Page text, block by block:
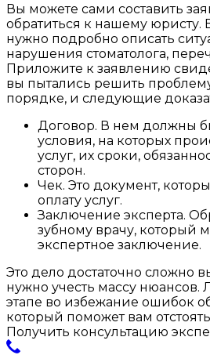
Вы можете сами составить
обратиться к нашему юристу.
нужно подробно описать
нарушения стоматолога,
Приложите к заявлению
вы пытались решить
порядке, и следующие
Договор. В нем должны
условия, на которых
услуг, их сроки,
сторон.
Чек. Это документ,
оплату услуг.
Заключение эксперта.
зубному врачу, который
экспертное заключение.
Это дело достаточно сложно
нужно учесть массу
этапе во избежание ошибок
который поможет вам
Получить консультацию